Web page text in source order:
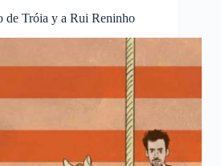
de Tróia y a Rui Reninho